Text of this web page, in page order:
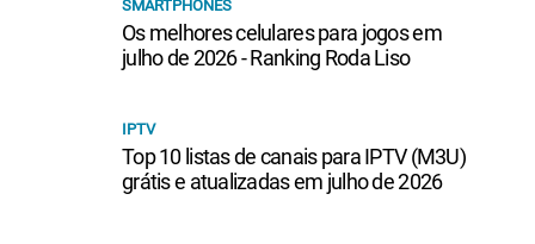
SMARTPHONES
Os melhores celulares para jogos em
julho de 2026 - Ranking Roda Liso
IPTV
Top 10 listas de canais para IPTV (M3U)
grátis e atualizadas em julho de 2026